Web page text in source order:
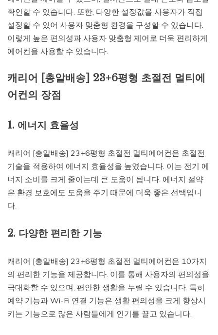
확인할 수 있습니다. 또한, 다양한 설정값을 사용자가 직접
설정할 수 있어 사용자 맞춤형 환경을 구성할 수 있습니다.
이렇게 높은 편의성과 사용자 맞춤형 제어로 더욱 편리하게
에어컨을 사용할 수 있습니다.
캐리어 [총알배송] 23+6평형 초절전 멀티에
어컨의 장점
1. 에너지 효율성
캐리어 [총알배송] 23+6평형 초절전 멀티에어컨은 초절전
기술을 적용하여 에너지 효율성을 높였습니다. 이는 전기 에
너지 소비를 크게 줄이는데 큰 도움이 됩니다. 에너지 절약
은 환경 보호에도 도움을 주기 때문에 더욱 좋은 선택입니
다.
2. 다양한 편리한 기능
캐리어 [총알배송] 23+6평형 초절전 멀티에어컨은 10가지
의 편리한 기능을 제공합니다. 이를 통해 사용자의 편의성을
극대화할 수 있으며, 편안한 생활을 누릴 수 있습니다. 특히
예약 기능과 Wi-Fi 연결 기능은 생활 편의성을 크게 향상시
키는 기능으로 많은 사람들에게 인기를 끌고 있습니다.